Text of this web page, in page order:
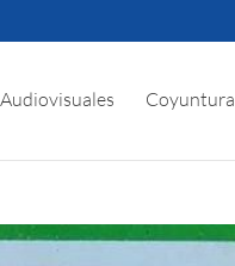
Audiovisuales Coyuntura